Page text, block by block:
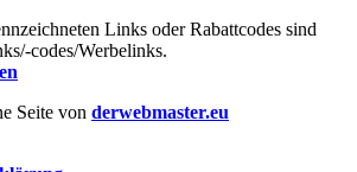
Links oder Rabattcodes sind
codes/Werbelinks.
Seite von derwebmaster.eu